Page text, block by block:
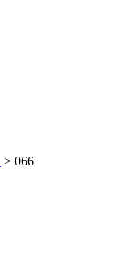
> 066